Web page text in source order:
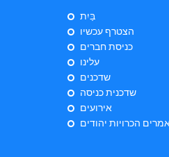
בַּיִת
הצטרף עכשיו
כניסת חברים
עלינו
שדכנים
שדכנית כניסה
אירועים
הכרויות יהודים